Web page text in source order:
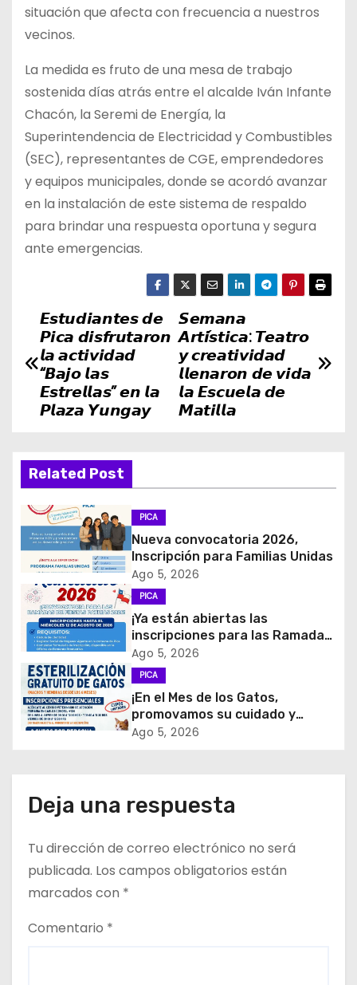
situación que afecta con frecuencia a nuestros
vecinos.
La medida es fruto de una mesa de trabajo
sostenida días atrás entre el alcalde Iván Infante
Chacón, la Seremi de Energía, la
Superintendencia de Electricidad y Combustibles
(SEC), representantes de CGE, emprendedores
y equipos municipales, donde se acordó avanzar
en la instalación de este sistema de respaldo
para brindar una respuesta oportuna y segura
ante emergencias.
N
a
g
a
c
i
ó
n
d
e
e
t
a
d
a
𝙎𝙚𝙢𝙖𝙣𝙖
𝘼𝙧𝙩𝙞́𝙨𝙩𝙞𝙘𝙖: 𝙏𝙚𝙖𝙩𝙧𝙤
𝙮 𝙘𝙧𝙚𝙖𝙩𝙞𝙫𝙞𝙙𝙖𝙙
𝙡𝙡𝙚𝙣𝙖𝙧𝙤𝙣 𝙙𝙚 𝙫𝙞𝙙𝙖
𝙡𝙖 𝙀𝙨𝙘𝙪𝙚𝙡𝙖 𝙙𝙚
𝙈𝙖𝙩𝙞𝙡𝙡𝙖
𝙀𝙨𝙩𝙪𝙙𝙞𝙖𝙣𝙩𝙚𝙨 𝙙𝙚
𝙋𝙞𝙘𝙖 𝙙𝙞𝙨𝙛𝙧𝙪𝙩𝙖𝙧𝙤𝙣
𝙡𝙖 𝙖𝙘𝙩𝙞𝙫𝙞𝙙𝙖𝙙
“𝘽𝙖𝙟𝙤 𝙡𝙖𝙨
𝙀𝙨𝙩𝙧𝙚𝙡𝙡𝙖𝙨” 𝙚𝙣 𝙡𝙖
𝙋𝙡𝙖𝙯𝙖 𝙔𝙪𝙣𝙜𝙖𝙮
Related Post
PICA
Nueva convocatoria 2026,
Inscripción para Familias Unidas
Ago 5, 2026
PICA
¡Ya están abiertas las
inscripciones para las Ramadas
de Fiestas Patrias 2026!
Ago 5, 2026
PICA
¡En el Mes de los Gatos,
promovamos su cuidado y
tenencia responsable!
Ago 5, 2026
Deja una respuesta
Tu dirección de correo electrónico no será
publicada. Los campos obligatorios están
marcados con *
Comentario *